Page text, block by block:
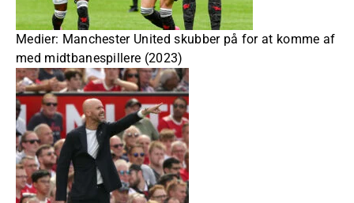
Medier: Manchester United skubber på for at komme af
med midtbanespillere (2023)